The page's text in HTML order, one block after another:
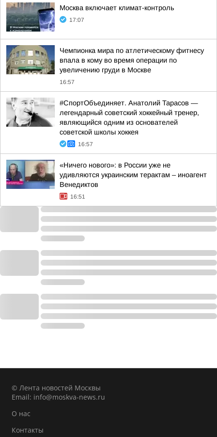
Москва включает климат-контроль
17:07
Чемпионка мира по атлетическому фитнесу
впала в кому во время операции по
увеличению груди в Москве
16:57
#СпортОбъединяет. Анатолий Тарасов —
легендарный советский хоккейный тренер,
являющийся одним из основателей
советской школы хоккея
16:57
«Ничего нового»: в России уже не
удивляются украинским терактам – иноагент
Венедиктов
16:51
© Лента новостей Москвы
Email: info@moskva-news.ru
О нас
Контакты